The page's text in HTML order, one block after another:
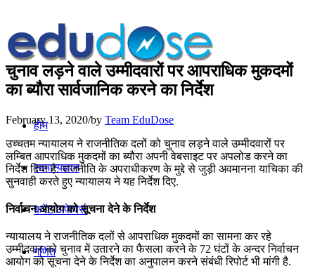
होम
सामान्यज्ञान
करेंट अफेयर्स
गणित
चुनाव लड़ने वाले उम्‍मीदवारों पर आपराधिक मुकदमों
का ब्‍यौरा सार्वजानिक करने का निर्देश
February 13, 2020/by Team EduDose
उच्‍चतम न्‍यायालय ने राजनीतिक दलों को चुनाव लड़ने वाले उम्‍मीदवारों पर
लम्बित आपराधिक मुकदमों का ब्‍यौरा अपनी वेबसाइट पर अपलोड करने का
निर्देश दिया है. राजनीति के अपराधीकरण के मुद्दे से जुड़ी अवमानना याचिका की
सुनवाही करते हुए न्‍यायालय ने यह निर्देश दिए.
निर्वाचन आयोग को सूचना देने के निर्देश
न्‍यायालय ने राजनीतिक दलों से आपराधिक मुकदमों का सामना कर रहे
उम्‍मीदवार को चुनाव में उतारने का फैसला करने के 72 घंटों के अन्‍दर निर्वाचन
आयोग को सूचना देने के निर्देश का अनुपालन करने संबंधी रिपोर्ट भी मांगी है.